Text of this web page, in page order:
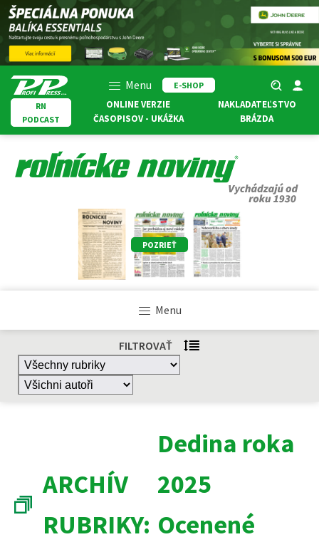
Menu
E-SHOP
RN
PODCAST
ONLINE VERZIE
ČASOPISOV - UKÁŽKA
NAKLADATEĽSTVO
BRÁZDA
POZRIEŤ
Menu
FILTROVAŤ
ARCHÍV
RUBRIKY:
Dedina roka
2025
Ocenené